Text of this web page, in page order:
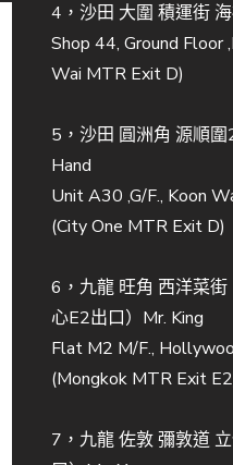
4，沙田 大圍 積運街
Shop 44, Ground Floor
Wai MTR Exit D)
5，沙田 圓洲角 源順
Hand
Unit A30 ,G/F., Koon
(City One MTR Exit D)
6，九龍 旺角 西洋菜
心E2出口）Mr. King
Flat M2 M/F.,
(Mongkok MTR Exit
7，九龍 佐敦 彌敦道